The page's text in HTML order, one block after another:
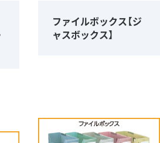
ファイルボックス【ジ
ャスボックス】